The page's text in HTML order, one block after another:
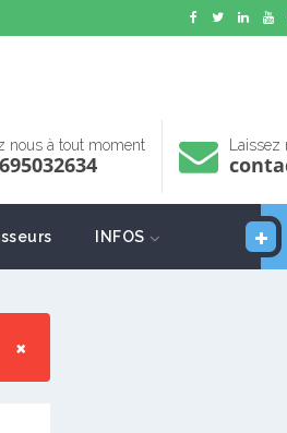
nous à tout moment
INFOS
×